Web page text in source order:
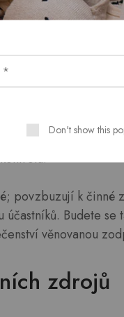
vzdělávacích
workshopy
jak si stanovit
povzbuzují k
Budete
věnovanou
zdrojů
Don't show this